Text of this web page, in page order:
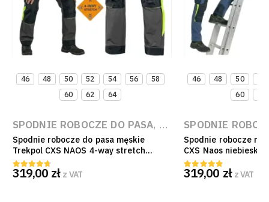
ROBOCZA,SPODNIE ROBOCZE
46 48 50 52 54 56
58
60
62 64
SPODNIE ROBOCZE DO PASA, ODZIEŻ ROBOCZA,
Spodnie robocze do pasa męskie
Trekpol CXS NAOS 4-way stretch
CORDURA EN ISO 13688
4.60out of 5
319,00zł z VAT
46 48 50
60
SPODNIE
Spodnie robocze
CXS Naos
CORDURA EN ISO
4.80out of 5
319,00zł z VAT